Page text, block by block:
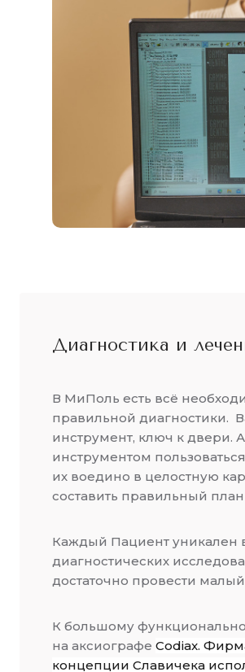
Диагностика и
В МиПоль есть всё
правильной диагностики.
инструмент, ключ к двери.
инструментом
их воедино в целостную
составить правильный
Каждый Пациент уникален
диагностических
достаточно провести
К большому
на аксиографе Codiax.
концепции Славичека